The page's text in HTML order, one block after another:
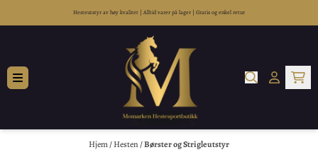
Hopp til innholdHesteutstyr av høy kvalitet | Alltid varer på lager | Gratis og enkel retur
Hjem/Hesten/Børster og Strigleutstyr